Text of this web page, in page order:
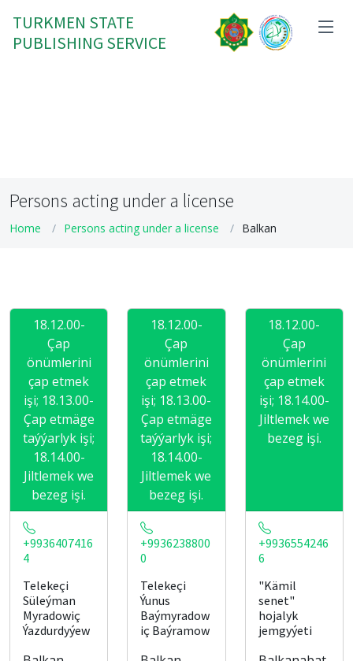
TURKMEN STATE
PUBLISHING SERVICE
Persons acting under a license
Home Persons acting under a license Balkan
18.12.00-
Çap
önümlerini
çap etmek
işi; 18.13.00-
Çap etmäge
taýýarlyk işi;
18.14.00-
Jiltlemek we
bezeg işi.
+9936407416
4
Telekeçi
Süleýman
Myradowiç
Ýazdurdyýew
18.12.00-
Çap
önümlerini
çap etmek
işi; 18.13.00-
Çap etmäge
taýýarlyk işi;
18.14.00-
Jiltlemek we
bezeg işi.
+9936238800
0
Telekeçi
Ýunus
Baýmyradow
iç Baýramow
18.12.00-
Çap
önümlerini
çap etmek
işi; 18.14.00-
Jiltlemek we
bezeg işi.
+9936554246
6
"Kämil
senet"
hojalyk
jemgyýeti